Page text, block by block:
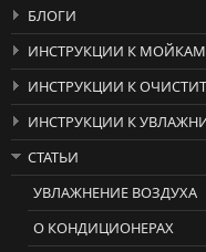
БЛОГИ
ИНСТРУКЦИИ К
ИНСТРУКЦИИ К
ИНСТРУКЦИИ К
СТАТЬИ
УВЛАЖНЕНИЕ ВОЗДУХА
О КОНДИЦИОНЕРАХ